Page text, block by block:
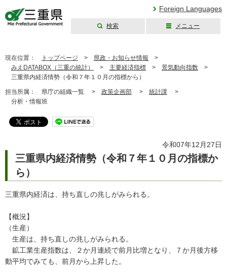
Foreign Languages
検索 メニュー
現在位置： トップページ > 県政・お知らせ情報 >
みえDATABOX（三重の統計）
> 主要経済指標 > 景気動向指数 >
三重県内経済情勢（令和７年１０月の指標から）
担当所属： 県庁の組織一覧 > 政策企画部 > 統計課 >
分析・情報班
令和07年12月27日
三重県内経済情勢（令和７年１０月の指標か
ら）
三重県内経済は、持ち直しの兆しがみられる。
【概況】
（生産）
生産は、持ち直しの兆しがみられる。
鉱工業生産指数は、２か月連続で前月比増となり、７か月後方移
動平均でみても、前月から上昇した。